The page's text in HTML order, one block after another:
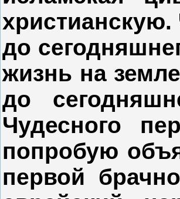
христианскую.
до
жизнь на
до
Чудесного
попробую
первой